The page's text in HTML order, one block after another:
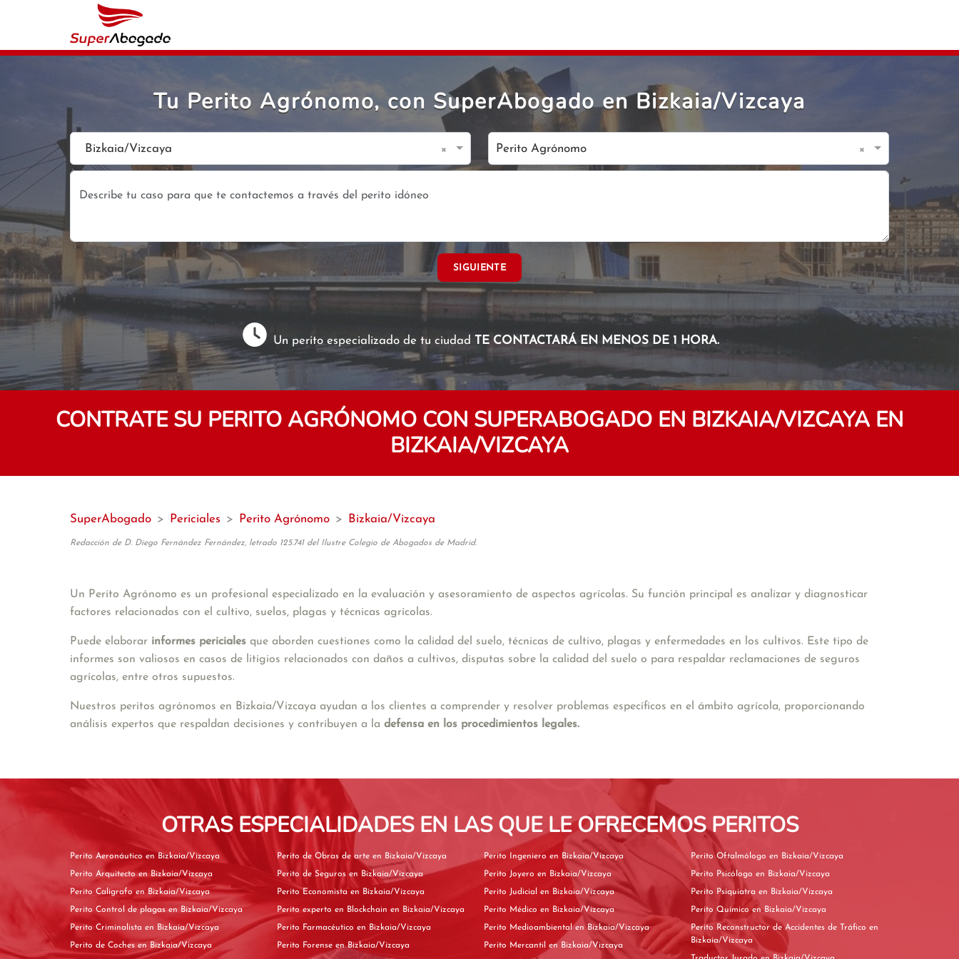
Tu Perito Agrónomo, con SuperAbogado en Bizkaia/Vizcaya
Bizkaia/Vizcaya × Perito Agrónomo ×
SIGUIENTE
Un perito especializado de tu ciudad TE CONTACTARÁ EN MENOS DE 1 HORA.
CONTRATE SU PERITO AGRÓNOMO CON SUPERABOGADO EN BIZKAIA/VIZCAYA EN
BIZKAIA/VIZCAYA
SuperAbogado > Periciales > Perito Agrónomo > Bizkaia/Vizcaya
Redacción de D. Diego Fernández Fernández, letrado 125.741 del Ilustre Colegio de Abogados de Madrid.
Un Perito Agrónomo es un profesional especializado en la evaluación y asesoramiento de aspectos agrícolas. Su función principal es analizar y diagnosticar
factores relacionados con el cultivo, suelos, plagas y técnicas agrícolas.
Puede elaborar informes periciales que aborden cuestiones como la calidad del suelo, técnicas de cultivo, plagas y enfermedades en los cultivos. Este tipo de
informes son valiosos en casos de litigios relacionados con daños a cultivos, disputas sobre la calidad del suelo o para respaldar reclamaciones de seguros
agrícolas, entre otros supuestos.
Nuestros peritos agrónomos en Bizkaia/Vizcaya ayudan a los clientes a comprender y resolver problemas específicos en el ámbito agrícola, proporcionando
análisis expertos que respaldan decisiones y contribuyen a la defensa en los procedimientos legales.
OTRAS ESPECIALIDADES EN LAS QUE LE OFRECEMOS PERITOS
Perito Aeronáutico en Bizkaia/Vizcaya
Perito Arquitecto en Bizkaia/Vizcaya
Perito Calígrafo en Bizkaia/Vizcaya
Perito Control de plagas en Bizkaia/Vizcaya
Perito Criminalista en Bizkaia/Vizcaya
Perito de Coches en Bizkaia/Vizcaya
Perito de Obras de arte en Bizkaia/Vizcaya
Perito de Seguros en Bizkaia/Vizcaya
Perito Economista en Bizkaia/Vizcaya
Perito experto en Blockchain en Bizkaia/Vizcaya
Perito Farmacéutico en Bizkaia/Vizcaya
Perito Forense en Bizkaia/Vizcaya
Perito Ingeniero en Bizkaia/Vizcaya
Perito Joyero en Bizkaia/Vizcaya
Perito Judicial en Bizkaia/Vizcaya
Perito Médico en Bizkaia/Vizcaya
Perito Medioambiental en Bizkaia/Vizcaya
Perito Mercantil en Bizkaia/Vizcaya
Perito Oftalmólogo en Bizkaia/Vizcaya
Perito Psicólogo en Bizkaia/Vizcaya
Perito Psiquiatra en Bizkaia/Vizcaya
Perito Químico en Bizkaia/Vizcaya
Perito Reconstructor de Accidentes de Tráfico en
Bizkaia/Vizcaya